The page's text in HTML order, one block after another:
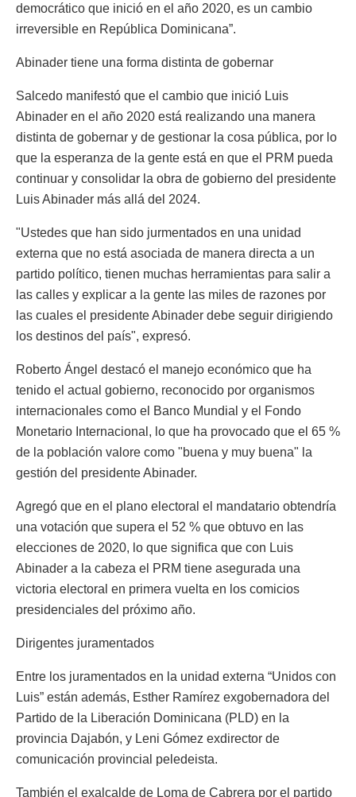
democrático que inició en el año 2020, es un cambio
irreversible en República Dominicana”.
Abinader tiene una forma distinta de gobernar
Salcedo manifestó que el cambio que inició Luis
Abinader en el año 2020 está realizando una manera
distinta de gobernar y de gestionar la cosa pública, por lo
que la esperanza de la gente está en que el PRM pueda
continuar y consolidar la obra de gobierno del presidente
Luis Abinader más allá del 2024.
"Ustedes que han sido jurmentados en una unidad
externa que no está asociada de manera directa a un
partido político, tienen muchas herramientas para salir a
las calles y explicar a la gente las miles de razones por
las cuales el presidente Abinader debe seguir dirigiendo
los destinos del país", expresó.
Roberto Ángel destacó el manejo económico que ha
tenido el actual gobierno, reconocido por organismos
internacionales como el Banco Mundial y el Fondo
Monetario Internacional, lo que ha provocado que el 65 %
de la población valore como "buena y muy buena" la
gestión del presidente Abinader.
Agregó que en el plano electoral el mandatario obtendría
una votación que supera el 52 % que obtuvo en las
elecciones de 2020, lo que significa que con Luis
Abinader a la cabeza el PRM tiene asegurada una
victoria electoral en primera vuelta en los comicios
presidenciales del próximo año.
Dirigentes juramentados
Entre los juramentados en la unidad externa “Unidos con
Luis” están además, Esther Ramírez exgobernadora del
Partido de la Liberación Dominicana (PLD) en la
provincia Dajabón, y Leni Gómez exdirector de
comunicación provincial peledeista.
También el exalcalde de Loma de Cabrera por el partido